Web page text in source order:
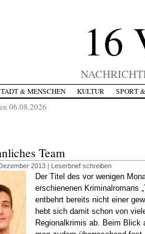
16
& MENSCHEN KULTUR SPORT
06.08.2026
Team
2013 | Leserbrief schreiben
Der Titel des vor wenigen
erschienenen Kriminalromans
entbehrt bereits nicht einer
hebt sich damit schon von
Regionalkrimis ab. Beim Blick